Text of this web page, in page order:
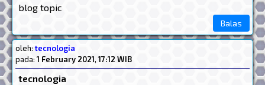
blog topic
Balas
oleh:tecnologia
pada:1 February 2021,17:12 WIB
tecnologia